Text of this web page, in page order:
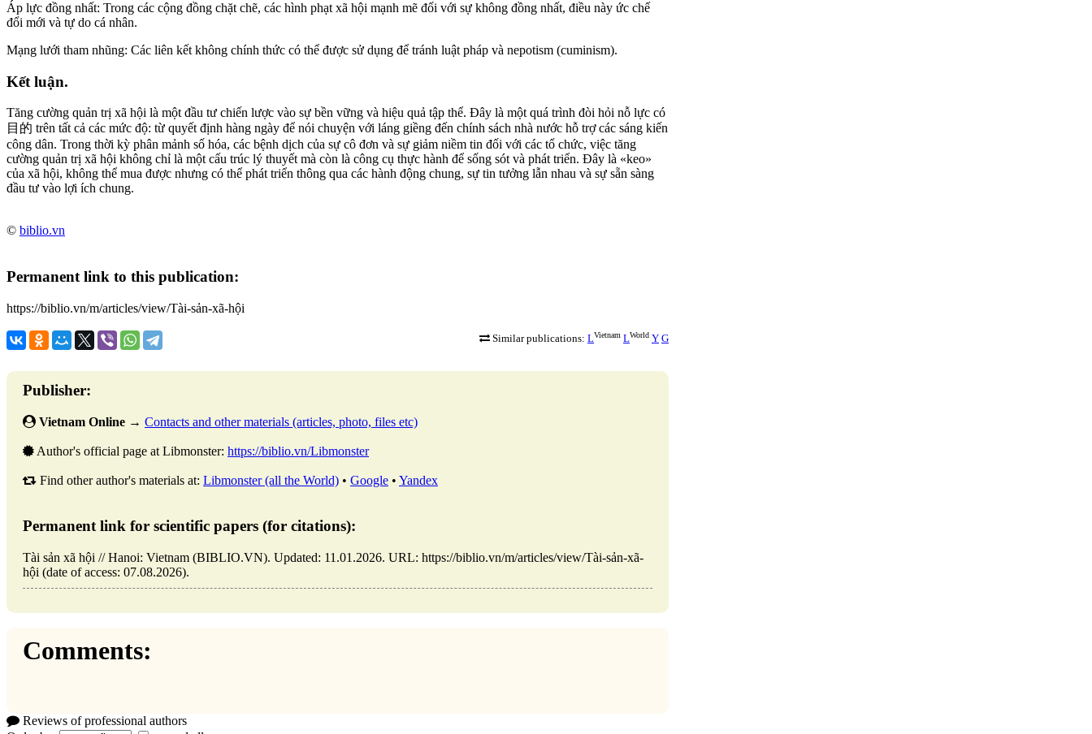
Áp lực đồng nhất: Trong các cộng đồng chặt chẽ, các hình phạt xã hội mạnh mẽ đối với sự không đồng nhất, điều này ức chế
đổi mới và tự do cá nhân.
Mạng lưới tham nhũng: Các liên kết không chính thức có thể được sử dụng để tránh luật pháp và nepotism (cuminism).
Kết luận.
Tăng cường quản trị xã hội là một đầu tư chiến lược vào sự bền vững và hiệu quả tập thể. Đây là một quá trình đòi hỏi nỗ lực có
目的 trên tất cả các mức độ: từ quyết định hàng ngày để nói chuyện với láng giềng đến chính sách nhà nước hỗ trợ các sáng kiến
công dân. Trong thời kỳ phân mảnh số hóa, các bệnh dịch của sự cô đơn và sự giảm niềm tin đối với các tổ chức, việc tăng
cường quản trị xã hội không chỉ là một cấu trúc lý thuyết mà còn là công cụ thực hành để sống sót và phát triển. Đây là «keo»
của xã hội, không thể mua được nhưng có thể phát triển thông qua các hành động chung, sự tin tưởng lẫn nhau và sự sẵn sàng
đầu tư vào lợi ích chung.
© biblio.vn
Permanent link to this publication:
https://biblio.vn/m/articles/view/Tài-sản-xã-hội
Similar publications: LVietnam LWorld Y G
Publisher:
Vietnam Online → Contacts and other materials (articles, photo, files etc)
Author's official page at Libmonster: https://biblio.vn/Libmonster
Find other author's materials at: Libmonster (all the World) • Google • Yandex
Permanent link for scientific papers (for citations):
Tài sản xã hội // Hanoi: Vietnam (BIBLIO.VN). Updated: 11.01.2026. URL: https://biblio.vn/m/articles/view/Tài-sản-xã-
hội (date of access: 07.08.2026).
Comments:
Reviews of professional authors